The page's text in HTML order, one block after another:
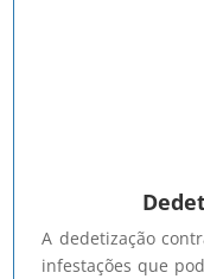
A dedetização
infestações que